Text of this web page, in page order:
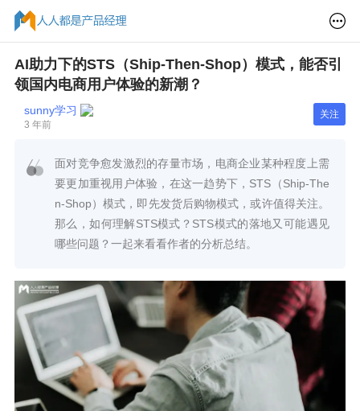
AI助力下的STS（Ship-Then-Shop）模式，能否引
领国内电商用户体验的新潮？
sunny学习
3 年前
关注
面对竞争愈发激烈的存量市场，电商企业某种程度上需
要更加重视用户体验，在这一趋势下，STS（Ship-The
n-Shop）模式，即先发货后购物模式，或许值得关注。
那么，如何理解STS模式？STS模式的落地又可能遇见
哪些问题？一起来看看作者的分析总结。